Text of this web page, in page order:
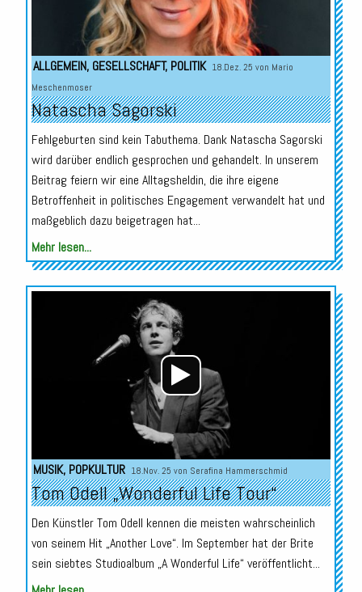
ALLGEMEIN, GESELLSCHAFT, POLITIK 18.Dez. 25 von Mario
Meschenmoser
Natascha Sagorski
Fehlgeburten sind kein Tabuthema. Dank Natascha Sagorski
wird darüber endlich gesprochen und gehandelt. In unserem
Beitrag feiern wir eine Alltagsheldin, die ihre eigene
Betroffenheit in politisches Engagement verwandelt hat und
maßgeblich dazu beigetragen hat...
Mehr lesen...
Audio-
Player
MUSIK, POPKULTUR 18.Nov. 25 von Serafina Hammerschmid
Tom Odell „Wonderful Life Tour“
Den Künstler Tom Odell kennen die meisten wahrscheinlich
von seinem Hit „Another Love“. Im September hat der Brite
sein siebtes Studioalbum „A Wonderful Life“ veröffentlicht...